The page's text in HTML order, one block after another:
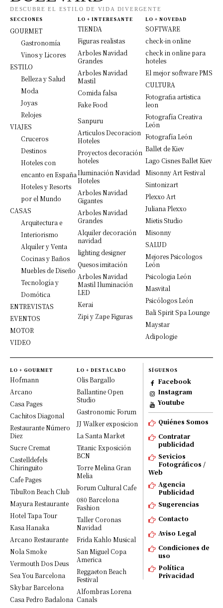
DESCUBRE EL ESTILO DE VIDA DIVERGENTE
SECCIONES
GOURMET
Gastronomía
Vinos y Licores
ESTILO
Belleza y Salud
Moda
Joyas
Relojes
VIAJES
Cruceros
Destinos
Hoteles con
encanto en España
Hoteles y Resorts
por el Mundo
CASAS
Arquitectura e
Interiorismo
Alquiler y Venta
Cocinas y Baños
Muebles de Diseño
Tecnología y
Domótica
ENTREVISTAS
EVENTOS
MOTOR
VIDEO
LO + INTERESANTE
TIENDA
Figuras realistas
Arboles Navidad
Grandes
Arboles Navidad
Mastil
Comida falsa
Fake Food
Sanpuru
Articulos Decoracion
Hoteles
Proyectos decoración
hoteles
Iluminación Navidad
Hoteles
Arboles Navidad
Gigantes
Arboles Navidad
Grandes
Alquiler decoración
navidad
lighting designer
Quesos imitación
Arboles Navidad
Mastil Iluminación
LED
Kerai
Zipi y Zape Figuras
LO + NOVEDAD
SOFTWARE
check-in online
check in online para
hoteles
El mejor software PMS
CULTURA
Fotografia artistica
leon
Fotografía Creativa
León
Fotografía León
Ballet de Kiev
Lago Cisnes Ballet Kiev
Misonny Art Festival
Sintonizart
Plexxo Art
Juliana Plexxo
Mietis Studio
Misonny
SALUD
Mejores Psicologos
León
Psicologia León
Masvital
Psicólogos León
Bali Spirit Spa Lounge
Maystar
Adipologie
LO + GOURMET
Hofmann
Arcano
Casa Pages
Cachitos Diagonal
Restaurante Número
Diez
Sucre Cremat
Castelldefels
Chiringuito
Cafe Pages
TibuRon Beach Club
Mayura Restaurante
Hotel Tapa Tour
Kasa Hanaka
Arcano Restaurante
Nola Smoke
Vermouth Dos Deus
Sea You Barcelona
Skybar Barcelona
Casa Pedro Badalona
LO + DESTACADO
Olis Bargallo
Ballantine Open
Studio
Gastronomic Forum
JJ Walker exposicion
La Santa Market
Titanic Exposición
BCN
Torre Melina Gran
Melia
Forum Cultural Cafe
080 Barcelona
Fashion
Taller Coronas
Navidad
Frida Kahlo Musical
San Miguel Copa
America
Reggaeton Beach
Festival
Alfombras Lorena
Canals
SÍGUENOS
Facebook
Instagram
Youtube
Quiénes Somos
Contratar
publicidad
Sevicios
Fotográficos /
Web
Agencia
Publicidad
Sugerencias
Contacto
Aviso Legal
Condiciones de
uso
Política
Privacidad